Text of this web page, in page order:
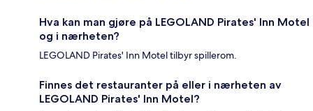
Hva kan man gjøre på LEGOLAND Pirates' Inn Motel
og i nærheten?
LEGOLAND Pirates' Inn Motel tilbyr spillerom.
Finnes det restauranter på eller i nærheten av
LEGOLAND Pirates' Inn Motel?